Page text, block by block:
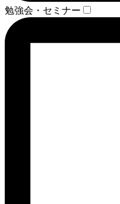
勉強会・セミナー